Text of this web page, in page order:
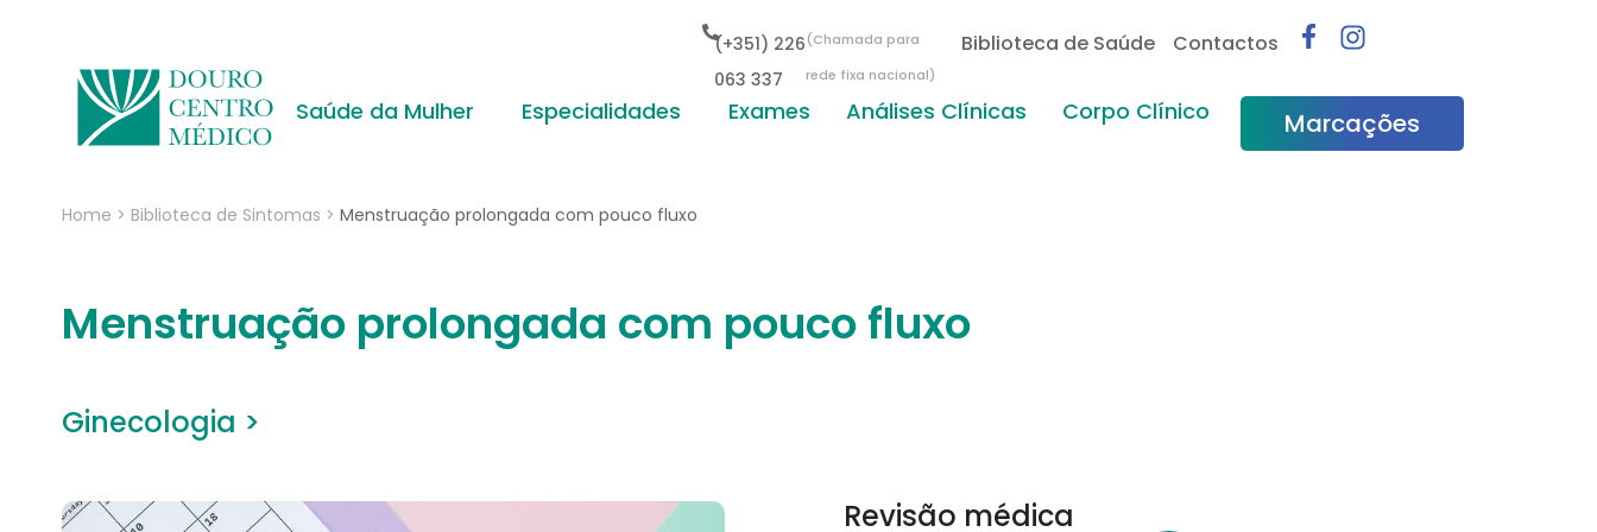
(+351) 226
063 337
(Chamada para
rede fixa nacional)
Biblioteca de Saúde Contactos
Saúde da Mulher Especialidades Exames Análises Clínicas Corpo Clínico Marcações
Home > Biblioteca de Sintomas > Menstruação prolongada com pouco fluxo
Menstruação prolongada com pouco fluxo
Ginecologia >
Revisão médica